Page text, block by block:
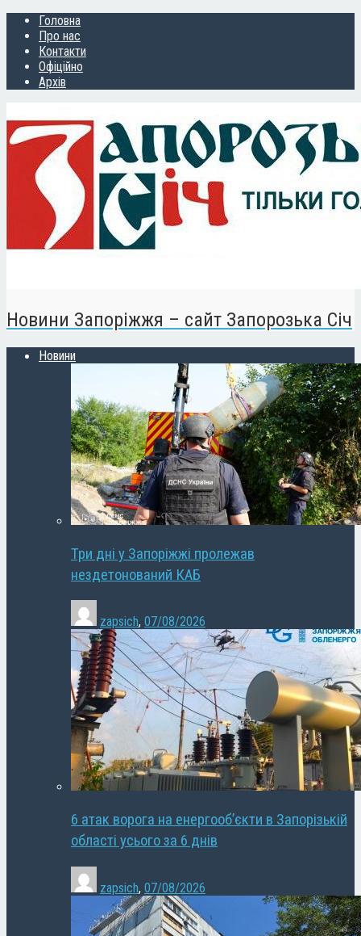
Головна
Про нас
Контакти
Офіційно
Архів
Новини Запоріжжя – сайт Запорозька Січ
Новини
Три дні у Запоріжжі пролежав
нездетонований КАБ
zapsich, 07/08/2026
6 атак ворога на енергооб’єкти в Запорізькій
області усього за 6 днів
zapsich, 07/08/2026